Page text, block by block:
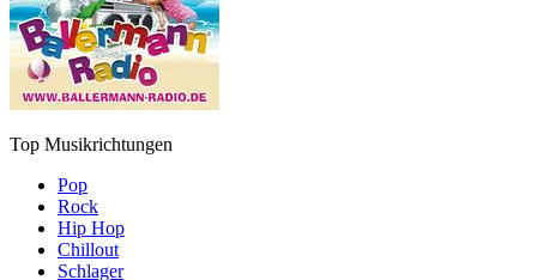
Top Musikrichtungen
Pop
Rock
Hip Hop
Chillout
Schlager